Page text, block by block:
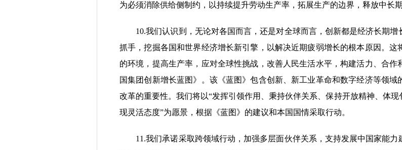
为必须消除供给侧制约，以持续提升劳动生产率，拓展生产的边界，释放中长期
10.我们认识到，无论对各国而言，还是对全球而言，创新都是经济长期增
抓手，挖掘各国和世界经济增长新引擎，以解决近期疲弱增长的根本原因。
的环境，提高生产率，应对全球性挑战，改善人民生活水平，构建活力、合
国集团创新增长蓝图》。该《蓝图》包含创新、新工业革命和数字经济等领
改革的重要性。我们将以“发挥引领作用、秉持伙伴关系、保持开放精神、体
现灵活态度”为愿景，根据《蓝图》的建议和本国国情采取行动。
11.我们承诺采取跨领域行动，加强多层面伙伴关系，支持发展中国家能力